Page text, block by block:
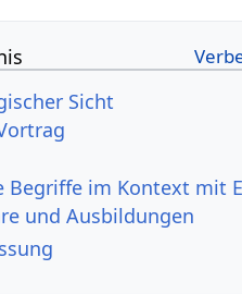
Sicht
Vortrag
und Ausbildungen